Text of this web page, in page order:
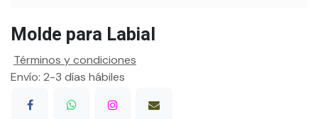
Molde para Labial
Términos y condiciones
Envío: 2-3 días hábiles